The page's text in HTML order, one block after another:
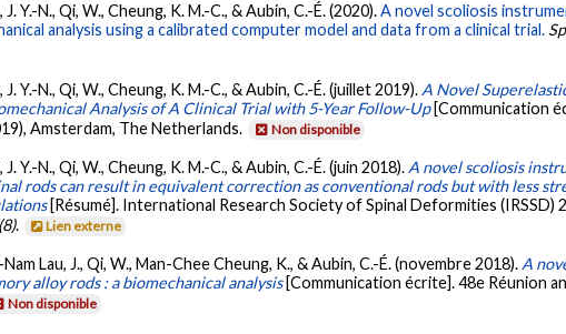
J. Y.-N., Qi, W., Cheung, K. M.-C., & Aubin, C.-É. (2020).A novel scoliosis
analysis using a calibrated computer model and data from a clinical trial.
J. Y.-N., Qi, W., Cheung, K. M.-C., & Aubin, C.-É. (juillet 2019). A Novel
Analysis of A Clinical Trial with 5-Year Follow-Up [Communication
Amsterdam, The Netherlands.
Non disponible
J. Y.-N., Qi, W., Cheung, K. M.-C., & Aubin, C.-É. (juin 2018). A novel scoliosis
rods can result in equivalent correction as conventional rods but with less
[Résumé]. International Research Society of Spinal Deformities
(8). Lien externe
Nam Lau, J., Qi, W., Man-Chee Cheung, K., & Aubin, C.-É. (novembre 2018). A
alloy rods : a biomechanical analysis [Communication écrite]. 48e Réunion
Non disponible